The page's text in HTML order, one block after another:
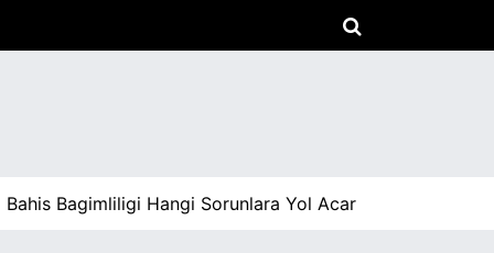
Bagimliligi Hangi Sorunlara Yol Acar |Arabami